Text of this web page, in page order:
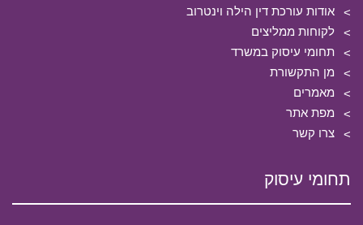
אודות עורכת דין הילה וינטרוב
לקוחות ממליצים
תחומי עיסוק במשרד
מן התקשורת
מאמרים
מפת אתר
צרו קשר
תחומי עיסוק